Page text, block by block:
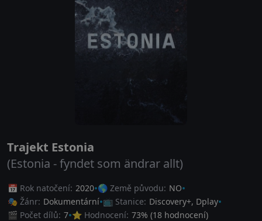
Trajekt Estonia
(Estonia - fyndet som ändrar allt)
📅 Rok natočení: 2020 🌎 Země původu: NO
🎭 Žánr: Dokumentární 📺 Stanice: Discovery+, Dplay
🎬 Počet dílů: 7 ⭐ Hodnocení: 73% (18 hodnocení)